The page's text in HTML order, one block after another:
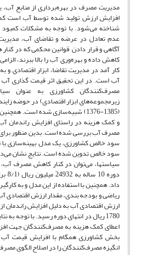
مدیریت مصرف در بهره‌برداری از منابع
افزایش ارزش تولید شده توسط آب است
شناخته می‌شود. با توجه به مشکلات
عدم تعادل در عرضه و تقاضای آب،
آگاهی و قرار دادن قوانین محکمی که در
کاهش داده و بهره‌وری آب را بالا ببرند،
کار آمد در مدیریت تقاضا، ابزار اقتصادی
آب است. در این تحقیق اثر قیمت گذاری
مصرف‌کنندگان کشاورزی به عنوان
(1385-1376) شبیه‌سازی شده است.
و کمک هزینه در راستای افزایش راندمان
مصرف آب بررسی شده است. بدین منظور برای
سود خالص کشاورزی، یک مدل بهینه‌سازی
سود خالص تدوین شده است. نتایج نشان
سیاستها، می‌توان در کنار کاهش مصرف
داد. همچنین با استفاده از این مدل و به
ریاضی و بودجه بندی، مقدار ارزش اقتصادی
1780 ریال در انتهای دوره رسید. با توجه
اعطای کمک ‌هزینه به مصرف‌کنندگان جهت
بخش کشاورزی همگام با افزایش قیمت
انگیزه مصرف‌کنندگان را در اصلاح الگوی